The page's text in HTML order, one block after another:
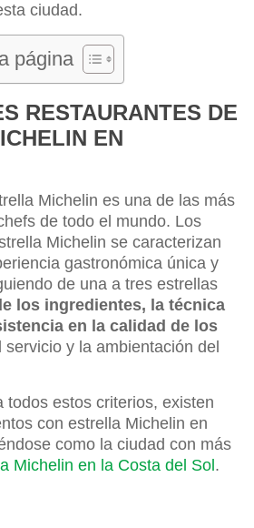
ciudad.
página
RESTAURANTES DE
EN
Michelin es una de las más
de todo el mundo. Los
Michelin se caracterizan
gastronómica única y
de una a tres estrellas
los ingredientes, la técnica
en la calidad de los
servicio y la ambientación del
todos estos criterios, existen
con estrella Michelin en
como la ciudad con más
Michelin en la Costa del Sol .